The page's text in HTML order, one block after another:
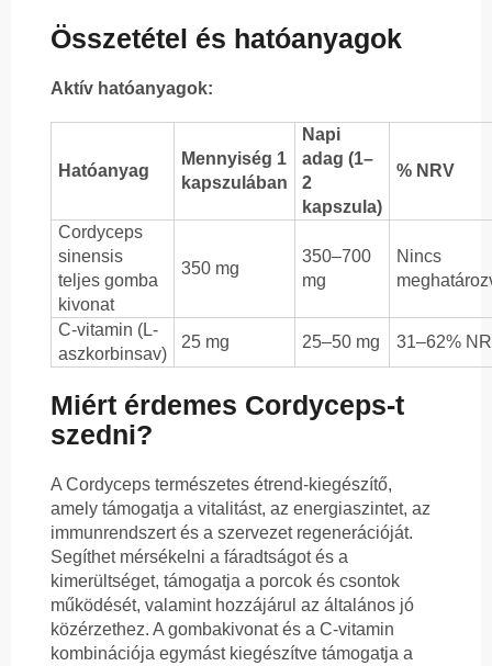
Összetétel és hatóanyagok
Aktív hatóanyagok:
Hatóanyag
Mennyiség 1
kapszulában
Napi
adag (1–
2
kapszula)
% NRV
Cordyceps
sinensis
teljes gomba
kivonat
350 mg
350–700
mg
Nincs
C-vitamin (L-
aszkorbinsav)
25 mg 25–50 mg 31–62%
Miért érdemes Cordyceps-t
szedni?
A Cordyceps természetes étrend-kiegészítő,
amely támogatja a vitalitást, az energiaszintet, az
immunrendszert és a szervezet regenerációját.
Segíthet mérsékelni a fáradtságot és a
kimerültséget, támogatja a porcok és csontok
működését, valamint hozzájárul az általános jó
közérzethez. A gombakivonat és a C-vitamin
kombinációja egymást kiegészítve támogatja a